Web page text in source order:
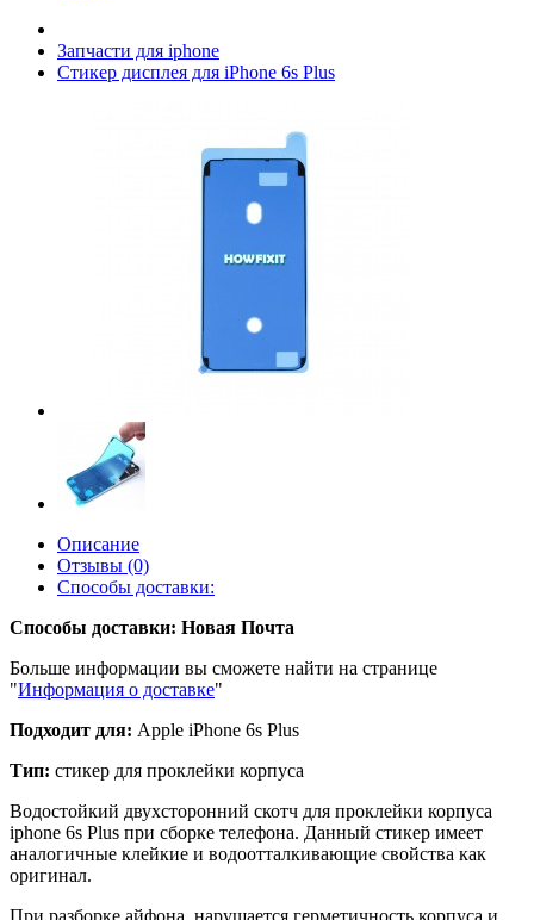
Запчасти для iphone
Стикер дисплея для iPhone 6s Plus
Описание
Отзывы (0)
Способы доставки:
Способы доставки: Новая Почта
Больше информации вы сможете найти на странице
"Информация о доставке"
Подходит для: Apple iPhone 6s Plus
Тип: стикер для проклейки корпуса
Водостойкий двухсторонний скотч для проклейки корпуса
iphone 6s Plus при сборке телефона. Данный стикер имеет
аналогичные клейкие и водоотталкивающие свойства как
оригинал.
При разборке айфона, нарушается герметичность корпуса и